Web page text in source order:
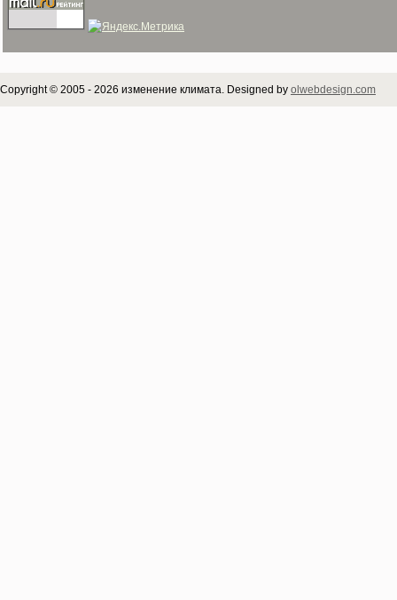
Copyright © 2005 - 2026 изменение климата. Designed by olwebdesign.com